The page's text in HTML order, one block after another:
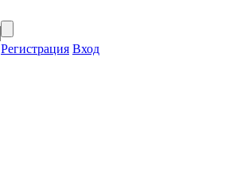
Регистрация Вход